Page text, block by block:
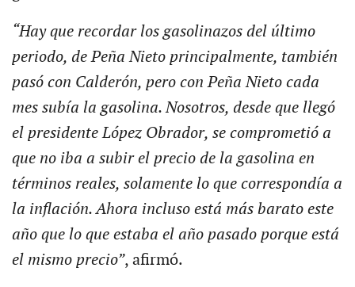
“Hay que recordar los gasolinazos del último
periodo, de Peña Nieto principalmente, también
pasó con Calderón, pero con Peña Nieto cada
mes subía la gasolina. Nosotros, desde que llegó
el presidente López Obrador, se comprometió a
que no iba a subir el precio de la gasolina en
términos reales, solamente lo que correspondía a
la inflación. Ahora incluso está más barato este
año que lo que estaba el año pasado porque está
el mismo precio”, afirmó.